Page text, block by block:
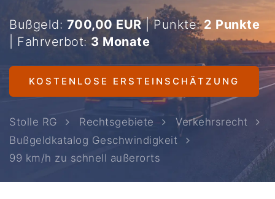
Bußgeld: 700,00 EUR| Punkte:2 Punkte
| Fahrverbot: 3 Monate
KOSTENLOSE ERSTEINSCHÄTZUNG
Stolle RG Rechtsgebiete
Verkehrsrecht
Bußgeldkatalog Geschwindigkeit
99 km/h zu schnell außerorts